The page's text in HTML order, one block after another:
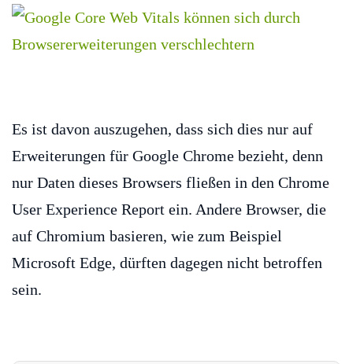
Es ist davon auszugehen, dass sich dies nur auf
Erweiterungen für Google Chrome bezieht, denn
nur Daten dieses Browsers fließen in den Chrome
User Experience Report ein. Andere Browser, die
auf Chromium basieren, wie zum Beispiel
Microsoft Edge, dürften dagegen nicht betroffen
sein.